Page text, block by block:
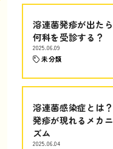
溶連菌発疹が出たら
何科を受診する？
2025.06.09
未分類
溶連菌感染症とは？
発疹が現れるメカニ
ズム
2025.06.04